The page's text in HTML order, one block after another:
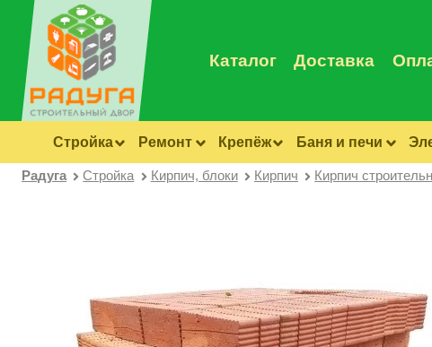
Каталог Доставка
Стройка Ремонт Крепёж Баня и печи
Радуга Стройка Кирпич, блоки Кирпич Кирпич